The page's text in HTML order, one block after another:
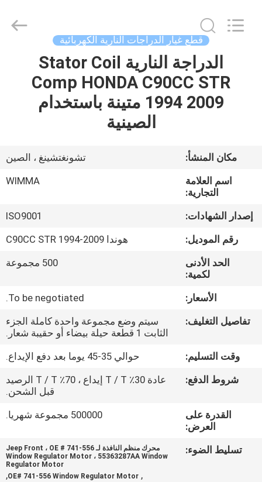
المنزل
المنتجات
فيديو
جولة
المصنع
جودة
أخبار
اقتباس
خريطة
قطع غيار الدراجات النارية الكهربائية
الدراجة النارية Stator Coil
Comp HONDA C90CC STR
1994 2009 متينة باستخدام
الصينية
مكان المنشأ:
تشونغتشينغ ، الصين
اسم العلامة
التجارية:
WIMMA
إصدار الشهادات:
ISO9001
رقم الموديل:
هوندا C90CC STR 1994-2009
الحد الأدنى
لكمية:
500 مجموعة
الأسعار:
To be negotiated.
تفاصيل التغليف:
سيتم وضع مجموعة واحدة كاملة الجزء
الثابت 1 قطعة حيلة بيضاء أو حقيبة شعار.
وقت التسليم:
حوالي 35-45 يوما بعد دفع الإيداع.
شروط الدفع:
عادة 30٪ T / T إيداع ، 70٪ T / T الرصيد
قبل الشحن.
القدرة على
العرض:
500000 مجموعة شهريا.
تسليط الضوء:
محرك منظم النافذة لـ Jeep Front ، OE # 741-556
Window Regulator Motor ، 55363287AA Window
Regulator Motor
,
OE# 741-556 Window Regulator Motor
,